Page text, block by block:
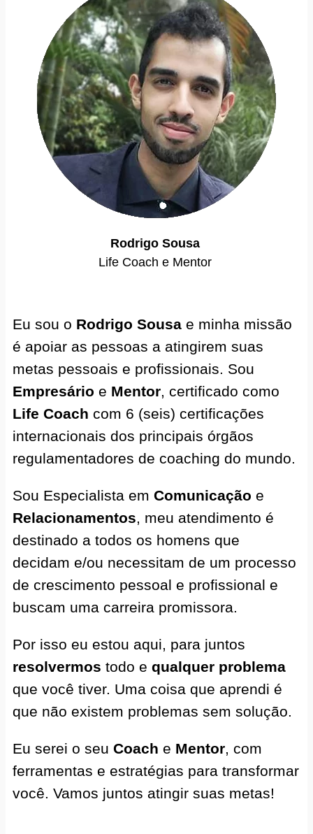
Rodrigo Sousa
Life Coach e Mentor
Eu sou o Rodrigo Sousa e minha missão
é apoiar as pessoas a atingirem suas
metas pessoais e profissionais. Sou
Empresário e Mentor, certificado como
Life Coach com 6 (seis) certificações
internacionais dos principais órgãos
regulamentadores de coaching do mundo.
Sou Especialista em Comunicação e
Relacionamentos, meu atendimento é
destinado a todos os homens que
decidam e/ou necessitam de um processo
de crescimento pessoal e profissional e
buscam uma carreira promissora.
Por isso eu estou aqui, para juntos
resolvermos todo e qualquer problema
que você tiver. Uma coisa que aprendi é
que não existem problemas sem solução.
Eu serei o seu Coach e Mentor, com
ferramentas e estratégias para transformar
você. Vamos juntos atingir suas metas!